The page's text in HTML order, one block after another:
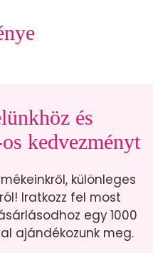
és
kedvezményt
különleges
Iratkozz fel most
egy 1000
ajándékozunk meg.